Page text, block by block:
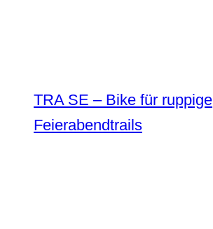
TRA SE – Bike für ruppige
Feierabendtrails